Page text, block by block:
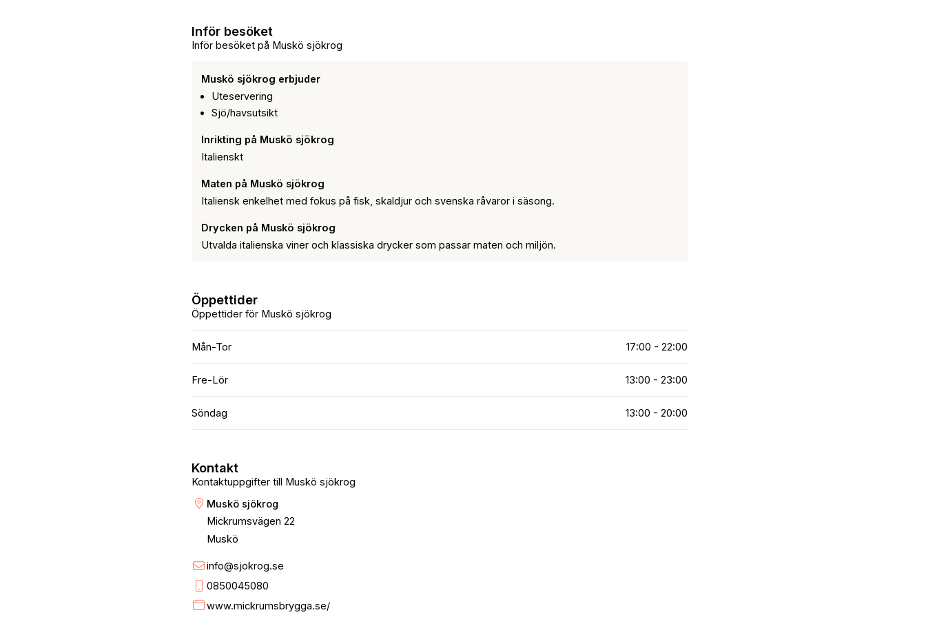
Inför besöket på Muskö sjökrog
Inför besöket
Muskö sjökrog erbjuder
Uteservering
Sjö/havsutsikt
Inrikting på Muskö sjökrog
Italienskt
Maten på Muskö sjökrog
Italiensk enkelhet med fokus på fisk, skaldjur och svenska råvaror i säsong.
Drycken på Muskö sjökrog
Utvalda italienska viner och klassiska drycker som passar maten och miljön.
Öppettider för Muskö sjökrog
Öppettider
Mån-Tor 17:00 - 22:00
Fre-Lör 13:00 - 23:00
Söndag 13:00 - 20:00
Kontaktuppgifter till Muskö sjökrog
Kontakt
Muskö sjökrog
Mickrumsvägen 22
Muskö
info@sjokrog.se
0850045080
www.mickrumsbrygga.se/